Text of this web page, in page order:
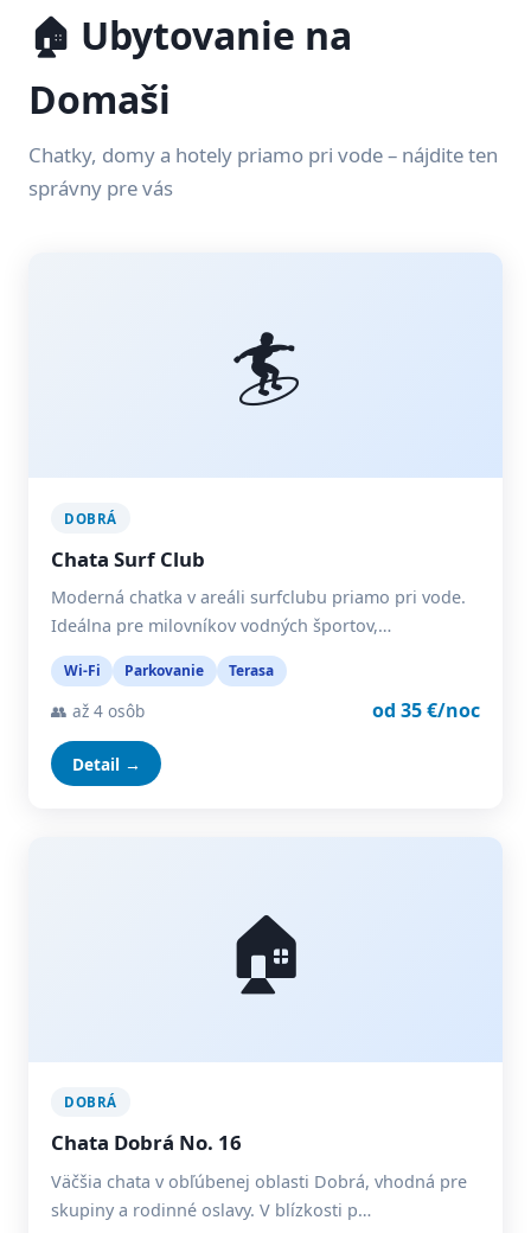
🏠 Ubytovanie na
Domaši
Chatky, domy a hotely priamo pri vode – nájdite ten
správny pre vás
🏄
DOBRÁ
Chata Surf Club
Moderná chatka v areáli surfclubu priamo pri vode.
Ideálna pre milovníkov vodných športov,…
Wi-Fi Parkovanie Terasa
👥 až 4 osôb od 35 €/noc
Detail →
🏠
DOBRÁ
Chata Dobrá No. 16
Väčšia chata v obľúbenej oblasti Dobrá, vhodná pre
skupiny a rodinné oslavy. V blízkosti p…